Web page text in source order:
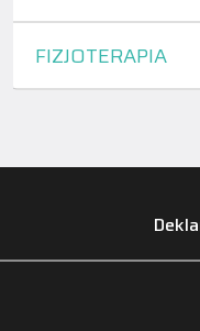
FIZJOTERAPIA